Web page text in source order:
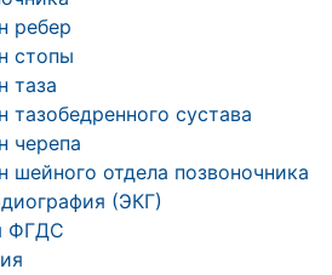
ребер
стопы
таза
тазобедренного сустава
черепа
шейного отдела позвоночника
(ЭКГ)
ФГДС